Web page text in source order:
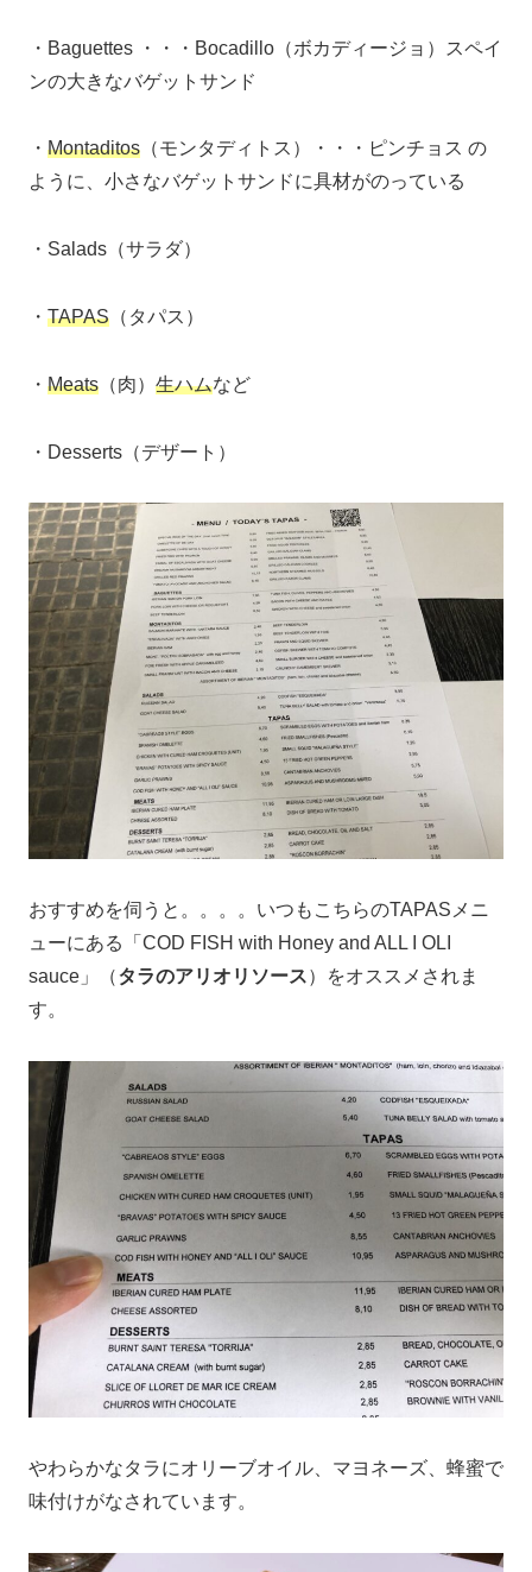
・Baguettes ・・・Bocadillo（ボカディージョ）スペイ
ンの大きなバゲットサンド
・ Montaditos （モンタディトス）・・・ピンチョス の
ように、小さなバゲットサンドに具材がのっている
・Salads（サラダ）
・ TAPAS （タパス）
・ Meats （肉） 生ハムなど
・Desserts（デザート）
おすすめを伺うと。。。。いつもこちらのTAPASメニ
ューにある「COD FISH with Honey and ALL I OLI
sauce」（タラのアリオリソース）をオススメされま
す。
やわらかなタラにオリーブオイル、マヨネーズ、蜂蜜で
味付けがなされています。